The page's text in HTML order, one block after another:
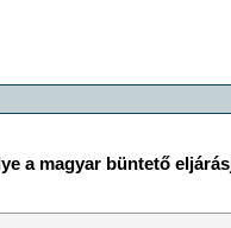
a magyar büntető